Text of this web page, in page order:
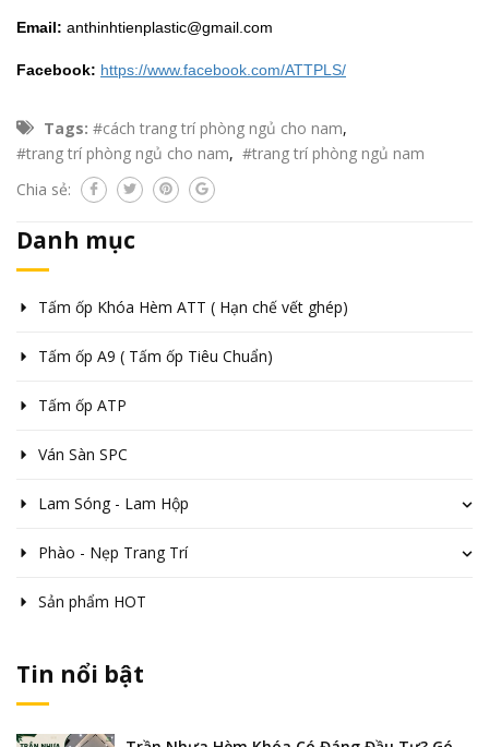
Email: anthinhtienplastic@gmail.com
Facebook: https://www.facebook.com/ATTPLS/
Tags: #cách trang trí phòng ngủ cho nam,
#trang trí phòng ngủ cho nam, #trang trí phòng ngủ nam
Chia sẻ:
Danh mục
Tấm ốp Khóa Hèm ATT ( Hạn chế vết ghép)
Tấm ốp A9 ( Tấm ốp Tiêu Chuẩn)
Tấm ốp ATP
Ván Sàn SPC
Lam Sóng - Lam Hộp
Phào - Nẹp Trang Trí
Sản phẩm HOT
Tin nổi bật